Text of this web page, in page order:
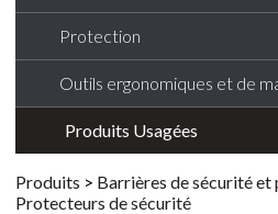
Protection
Outils ergonomiques et de
Produits Usagées
Produits > Barrières de sécurité et
Protecteurs de sécurité